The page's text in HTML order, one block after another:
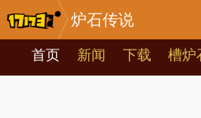
炉石传说
首页 新闻 下载 槽炉